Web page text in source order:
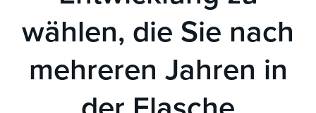
wählen, die Sie nach
mehreren Jahren in